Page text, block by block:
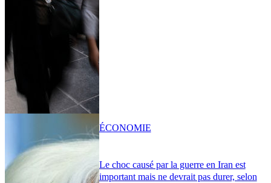
Le choc causé par la guerre en Iran est
important mais ne devrait pas durer, selon
ÉCONOMIE